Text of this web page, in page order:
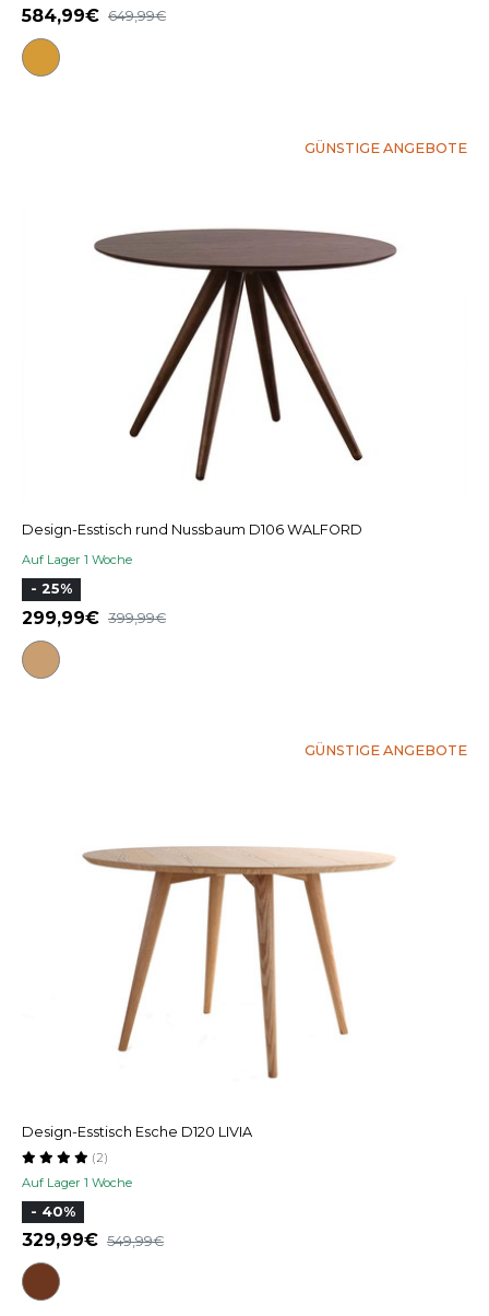
584,99 649,99
GÜNSTIGE ANGEBOTE
Design-Esstisch rund Nussbaum D106 WALFORD
Auf Lager 1 Woche
- 25%
299,99 399,99
GÜNSTIGE ANGEBOTE
Design-Esstisch Esche D120 LIVIA
Auf Lager 1 Woche
(2)
- 40%
329,99 549,99